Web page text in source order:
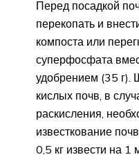
Перед посадкой
перекопать и
компоста или
суперфосфата
удобрением (35 г).
кислых почв, в
раскисления,
известкование
0,5 кг извести на 1